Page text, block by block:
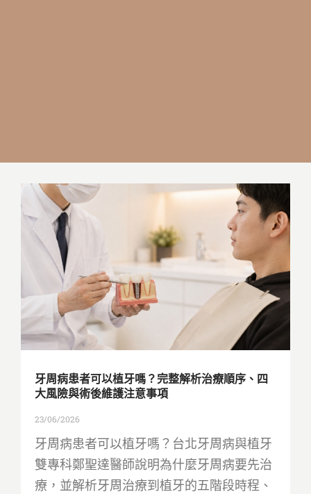
牙周病患者可以植牙嗎？完整解析治療順序、四
大風險與術後維護注意事項
23/06/2026
牙周病患者可以植牙嗎？台北牙周病與植牙
雙專科鄭聖達醫師說明為什麼牙周病要先治
療，並解析牙周治療到植牙的五階段時程、